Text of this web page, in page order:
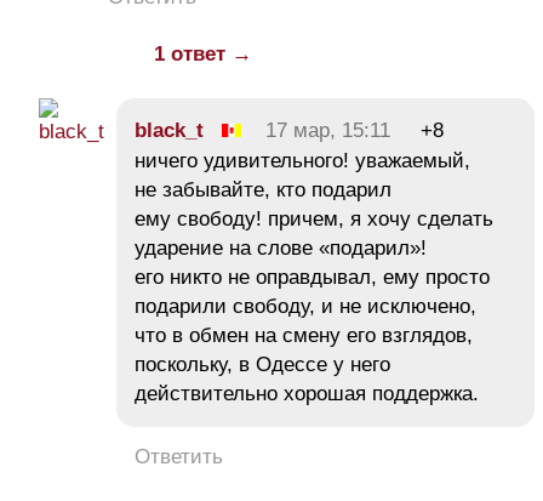
1 ответ →
black_t 17 мар, 15:11
+8
ничего удивительного! уважаемый,
не забывайте, кто подарил
ему свободу! причем, я хочу сделать
ударение на слове «подарил»!
его никто не оправдывал, ему просто
подарили свободу, и не исключено,
что в обмен на смену его взглядов,
поскольку, в Одессе у него
действительно хорошая поддержка.
Ответить